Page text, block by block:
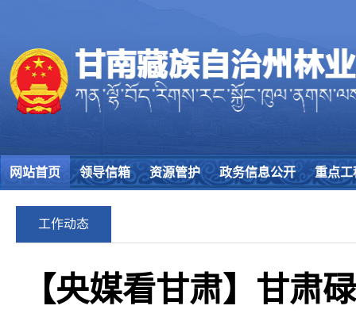
网站首页 领导信箱 资源管护 政务信息公开 重点工
工作动态
【央媒看甘肃】甘肃